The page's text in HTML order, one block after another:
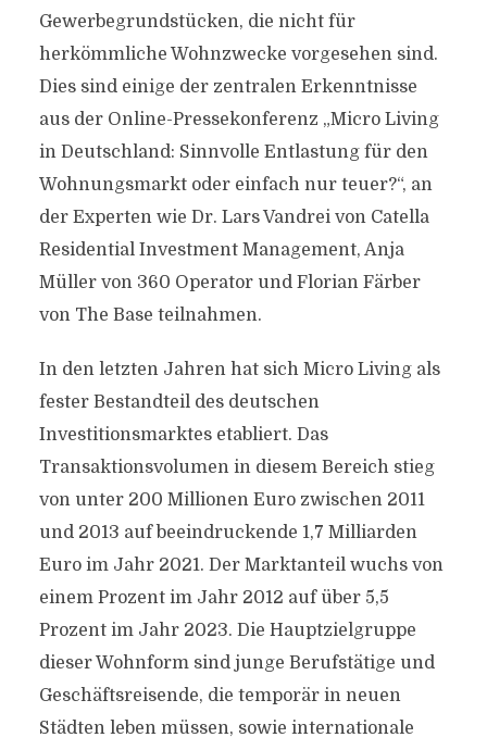
Gewerbegrundstücken, die nicht für
herkömmliche Wohnzwecke vorgesehen sind.
Dies sind einige der zentralen Erkenntnisse
aus der Online-Pressekonferenz „Micro Living
in Deutschland: Sinnvolle Entlastung für den
Wohnungsmarkt oder einfach nur teuer?“, an
der Experten wie Dr. Lars Vandrei von Catella
Residential Investment Management, Anja
Müller von 360 Operator und Florian Färber
von The Base teilnahmen.
In den letzten Jahren hat sich Micro Living als
fester Bestandteil des deutschen
Investitionsmarktes etabliert. Das
Transaktionsvolumen in diesem Bereich stieg
von unter 200 Millionen Euro zwischen 2011
und 2013 auf beeindruckende 1,7 Milliarden
Euro im Jahr 2021. Der Marktanteil wuchs von
einem Prozent im Jahr 2012 auf über 5,5
Prozent im Jahr 2023. Die Hauptzielgruppe
dieser Wohnform sind junge Berufstätige und
Geschäftsreisende, die temporär in neuen
Städten leben müssen, sowie internationale